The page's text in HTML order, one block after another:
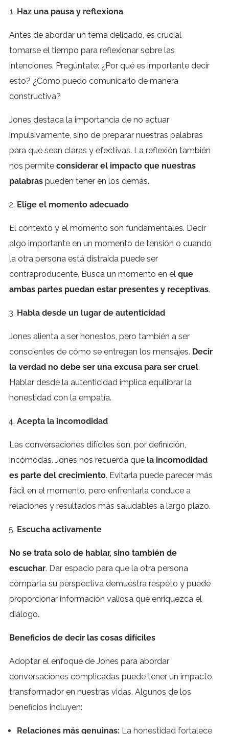
Haz una pausa y reflexiona
Antes de abordar un tema delicado, es crucial
tomarse el tiempo para reflexionar sobre las
intenciones. Pregúntate: ¿Por qué es importante decir
esto? ¿Cómo puedo comunicarlo de manera
constructiva?
Jones destaca la importancia de no actuar
impulsivamente, sino de preparar nuestras palabras
para que sean claras y efectivas. La reflexión también
nos permite considerar el impacto que nuestras
palabras pueden tener en los demás.
Elige el momento adecuado
El contexto y el momento son fundamentales. Decir
algo importante en un momento de tensión o cuando
la otra persona está distraída puede ser
contraproducente. Busca un momento en el que
ambas partes puedan estar presentes y receptivas.
Habla desde un lugar de autenticidad
Jones alienta a ser honestos, pero también a ser
conscientes de cómo se entregan los mensajes. Decir
la verdad no debe ser una excusa para ser cruel.
Hablar desde la autenticidad implica equilibrar la
honestidad con la empatía.
Acepta la incomodidad
Las conversaciones difíciles son, por definición,
incómodas. Jones nos recuerda que la incomodidad
es parte del crecimiento. Evitarla puede parecer más
fácil en el momento, pero enfrentarla conduce a
relaciones y resultados más saludables a largo plazo.
Escucha activamente
No se trata solo de hablar, sino también de
escuchar. Dar espacio para que la otra persona
comparta su perspectiva demuestra respeto y puede
proporcionar información valiosa que enriquezca el
diálogo.
Beneficios de decir las cosas difíciles
Adoptar el enfoque de Jones para abordar
conversaciones complicadas puede tener un impacto
transformador en nuestras vidas. Algunos de los
beneficios incluyen:
Relaciones más genuinas: La honestidad fortalece